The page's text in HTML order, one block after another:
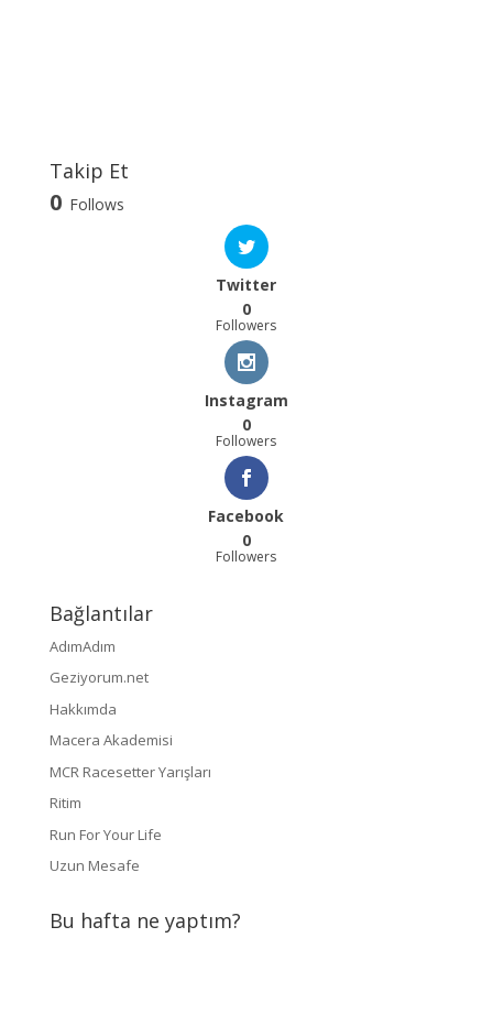
Takip Et
0 Follows
Twitter
0
Followers
Instagram
0
Followers
Facebook
0
Followers
Bağlantılar
AdımAdım
Geziyorum.net
Hakkımda
Macera Akademisi
MCR Racesetter Yarışları
Ritim
Run For Your Life
Uzun Mesafe
Bu hafta ne yaptım?